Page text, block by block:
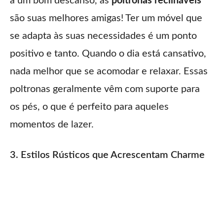
são suas melhores amigas! Ter um móvel que
se adapta às suas necessidades é um ponto
positivo e tanto. Quando o dia está cansativo,
nada melhor que se acomodar e relaxar. Essas
poltronas geralmente vêm com suporte para
os pés, o que é perfeito para aqueles
momentos de lazer.
3. Estilos Rústicos que Acrescentam Charme